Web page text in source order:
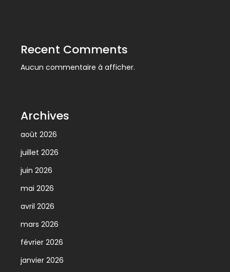
Recent Comments
Aucun commentaire à afficher.
Archives
août 2026
juillet 2026
juin 2026
mai 2026
avril 2026
mars 2026
février 2026
janvier 2026